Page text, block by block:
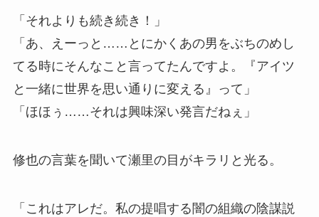
「それよりも続き続き！」
「あ、えーっと……とにかくあの男をぶちのめし
てる時にそんなこと言ってたんですよ。『アイツ
と一緒に世界を思い通りに変える』って」
「ほほぅ……それは興味深い発言だねぇ」
修也の言葉を聞いて瀬里の目がキラリと光る。
「これはアレだ。私の提唱する闇の組織の陰謀説